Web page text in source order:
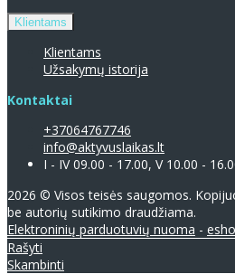
Klientams
Klientams
Užsakymų istorija
Kontaktai
+37064767746
info@aktyvuslaikas.lt
I - IV 09.00 - 17.00, V 10.00 -
2026 © Visos teisės saugomos.
be autorių sutikimo draudžiama.
Elektroninių parduotuvių nuoma -
Rašyti
Skambinti